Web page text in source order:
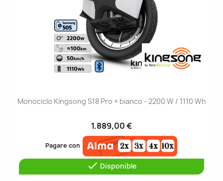
Monociclo Kingsong S18 Pro + bianco - 2200 W / 1110 Wh
1.889,00 €
Pagare con
 Disponible